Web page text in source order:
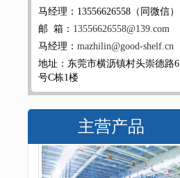
马经理：13556626558（同微信）
邮 箱： 13556626558@139.com
马经理： mazhilin@good-shelf.cn
地址：东莞市横沥镇村头崇德路6
号C栋1楼
主营产品